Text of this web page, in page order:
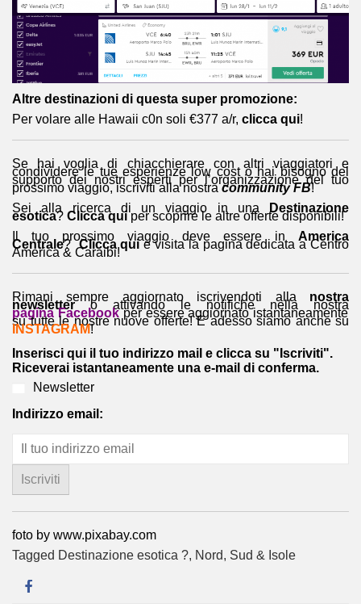
Altre destinazioni di questa super promozione:
Per volare alle Hawaii c0n soli €377 a/r, clicca qui!
Se hai voglia di chiacchierare con altri viaggiatori e
condividere le tue esperienze low cost o hai bisogno del
supporto dei nostri esperti per l’organizzazione del tuo
prossimo viaggio, iscriviti alla nostracommunity FB!
Sei alla ricerca di un viaggio in una
Destinazione
esotica? Clicca quiper scoprire le altre offerte disponibili!
Il tuo prossimo viaggio deve essere in America
Centrale?Clicca qui e visita la pagina dedicata a Centro
America & Caraibi!
Rimani sempre aggiornato iscrivendoti alla nostra
newslettero attivando le notifiche nella nostra
pagina Facebookper essere aggiornato istantaneamente
su tutte le nostre nuove offerte! E adesso siamo anche su
INSTAGRAM!
Inserisci qui il tuo indirizzo mail e clicca su "Iscriviti".
Riceverai istantaneamente una e-mail di conferma.
Newsletter
Indirizzo email:
foto by www.pixabay.com
Tagged Destinazione esotica ?, Nord, Sud & Isole